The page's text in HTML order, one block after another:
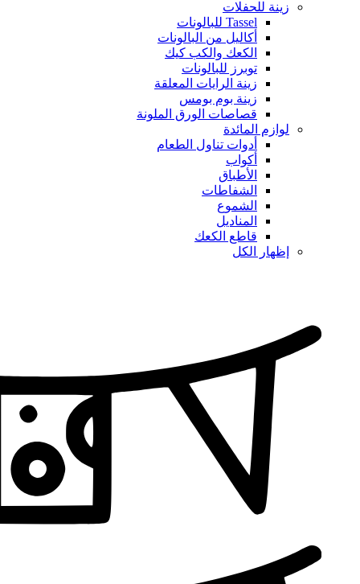
زينة للحفلات
Tassel للبالونات
أكاليل من البالونات
الكعك والكب كيك
توبرز للبالونات
زينة الرايات المعلقة
زينة بوم بومس
قصاصات الورق الملونة
لوازم المائدة
أدوات تناول الطعام
أكواب
الأطباق
الشفاطات
الشموع
المناديل
قاطع الكعك
إظهار الكل